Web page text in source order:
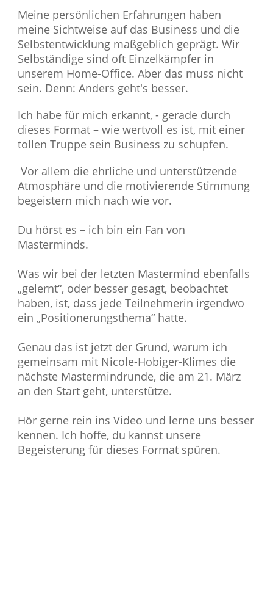
Meine persönlichen Erfahrungen haben
meine Sichtweise auf das Business und die
Selbstentwicklung maßgeblich geprägt. Wir
Selbständige sind oft Einzelkämpfer in
unserem Home-Office. Aber das muss nicht
sein. Denn: Anders geht's besser.
Ich habe für mich erkannt, - gerade durch
dieses Format – wie wertvoll es ist, mit einer
tollen Truppe sein Business zu schupfen.
Vor allem die ehrliche und unterstützende
Atmosphäre und die motivierende Stimmung
begeistern mich nach wie vor.
Du hörst es – ich bin ein Fan von
Masterminds.
Was wir bei der letzten Mastermind ebenfalls
„gelernt“, oder besser gesagt, beobachtet
haben, ist, dass jede Teilnehmerin irgendwo
ein „Positionerungsthema“ hatte.
Genau das ist jetzt der Grund, warum ich
gemeinsam mit Nicole-Hobiger-Klimes die
nächste Mastermindrunde, die am 21. März
an den Start geht, unterstütze.
Hör gerne rein ins Video und lerne uns besser
kennen. Ich hoffe, du kannst unsere
Begeisterung für dieses Format spüren.